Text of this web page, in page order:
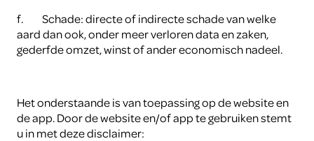
f. Schade: directe of indirecte schade van welke
aard dan ook, onder meer verloren data en zaken,
gederfde omzet, winst of ander economisch nadeel.
Het onderstaande is van toepassing op de website en
de app. Door de website en/of app te gebruiken stemt
u in met deze disclaimer: